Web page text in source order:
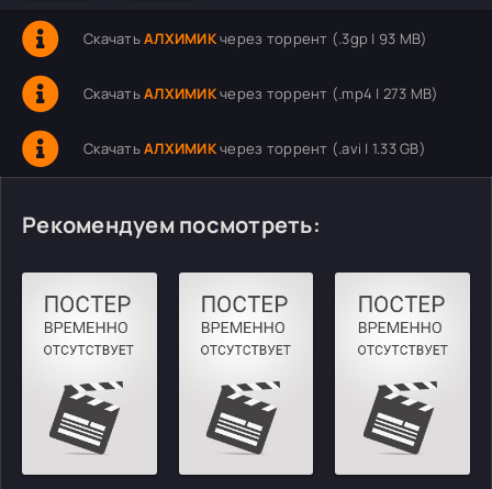
СкачатьАЛХИМИКчерез торрент (.3gp | 93 MB)
СкачатьАЛХИМИКчерез торрент (.mp4 | 273 MB)
СкачатьАЛХИМИКчерез торрент (.avi | 1.33 GB)
Рекомендуем посмотреть: